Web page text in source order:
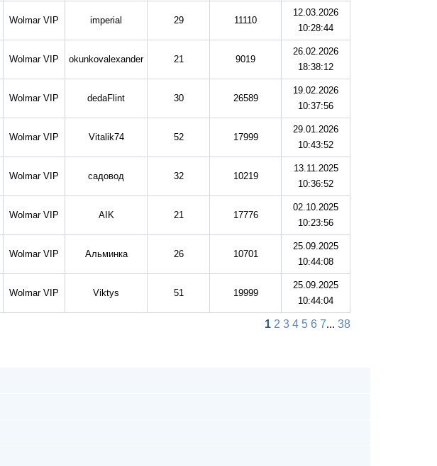
Wolmar VIP imperial 29 11110
12.03.2026
10:28:44
Wolmar VIP okunkovalexander 21 9019
26.02.2026
18:38:12
Wolmar VIP dedaFlint 30 26589
19.02.2026
10:37:56
Wolmar VIP Vitalik74 52 17999
29.01.2026
10:43:52
Wolmar VIP садовод 32 10219
13.11.2025
10:36:52
Wolmar VIP AIK 21 17776
02.10.2025
10:23:56
Wolmar VIP Альминка 26 10701
25.09.2025
10:44:08
Wolmar VIP Viktys 51 19999
25.09.2025
10:44:04
1 2 3 4 5 6 7... 38